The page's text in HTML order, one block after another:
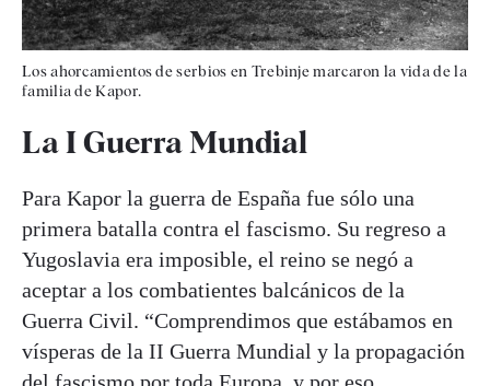
Los ahorcamientos de serbios en Trebinje marcaron la vida de la
familia de Kapor.
La I Guerra Mundial
Para Kapor la guerra de España fue sólo una
primera batalla contra el fascismo. Su regreso a
Yugoslavia era imposible, el reino se negó a
aceptar a los combatientes balcánicos de la
Guerra Civil. “Comprendimos que estábamos en
vísperas de la II Guerra Mundial y la propagación